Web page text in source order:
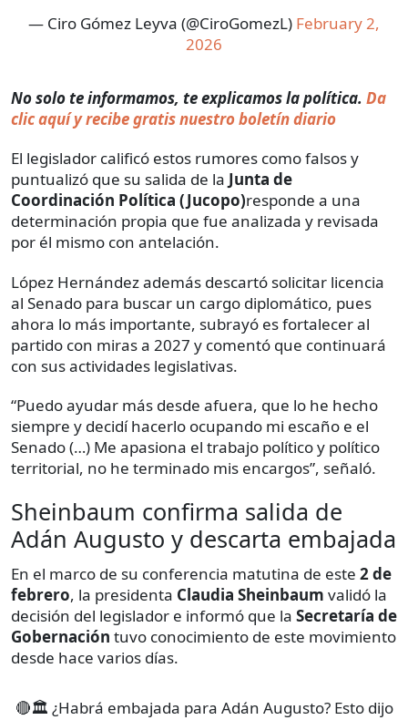
— Ciro Gómez Leyva (@CiroGomezL) February 2,
2026
No solo te informamos, te explicamos la política. Da
clic aquí y recibe gratis nuestro boletín diario
El legislador calificó estos rumores como falsos y
puntualizó que su salida de la Junta de
Coordinación Política (Jucopo)responde a una
determinación propia que fue analizada y revisada
por él mismo con antelación.
López Hernández además descartó solicitar licencia
al Senado para buscar un cargo diplomático, pues
ahora lo más importante, subrayó es fortalecer al
partido con miras a 2027 y comentó que continuará
con sus actividades legislativas.
“Puedo ayudar más desde afuera, que lo he hecho
siempre y decidí hacerlo ocupando mi escaño e el
Senado (…) Me apasiona el trabajo político y político
territorial, no he terminado mis encargos”, señaló.
Sheinbaum confirma salida de
Adán Augusto y descarta embajada
En el marco de su conferencia matutina de este 2 de
febrero, la presidenta Claudia Sheinbaum validó la
decisión del legislador e informó que la Secretaría de
Gobernación tuvo conocimiento de este movimiento
desde hace varios días.
🔴🏛️ ¿Habrá embajada para Adán Augusto? Esto dijo